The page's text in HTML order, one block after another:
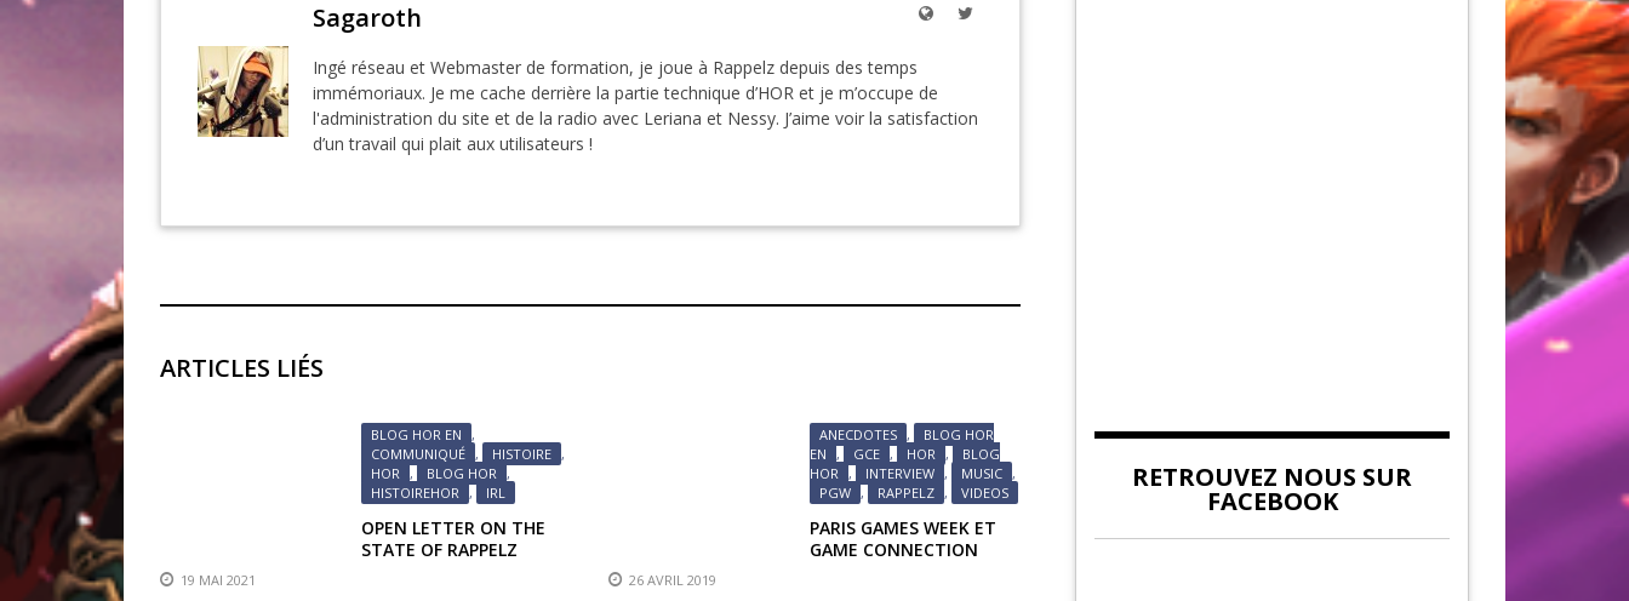
EPIC 9.4 : THE EXPEDITION
Sagaroth
Ingé réseau et Webmaster de formation, je joue à Rappelz depuis des temps
immémoriaux. Je me cache derrière la partie technique d’HOR et je m’occupe de
l'administration du site et de la radio avec Leriana et Nessy. J’aime voir la satisfaction
d’un travail qui plait aux utilisateurs !
ARTICLES LIÉS
BLOG HOR EN ,
COMMUNIQUÉ , HISTOIRE ,
HOR , BLOG HOR ,
HISTOIREHOR , IRL
OPEN LETTER ON THE
STATE OF RAPPELZ
19 MAI 2021
ANECDOTES ,
BLOG HOR
EN , GCE , HOR ,
BLOG
HOR , INTERVIEW , MUSIC ,
PGW , RAPPELZ , VIDEOS
PARIS GAMES WEEK ET
GAME CONNECTION
26 AVRIL 2019
RETROUVEZ NOUS SUR
FACEBOOK